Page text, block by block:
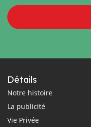
Détails
Notre histoire
La publicité
Vie Privée